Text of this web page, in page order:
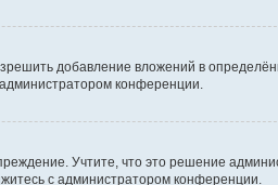
добавление вложений в
конференции.
Учтите, что это решение
с администратором конференции.